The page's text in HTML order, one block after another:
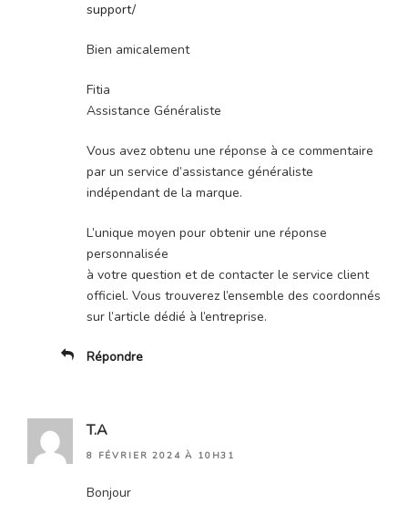
support/
Bien amicalement
Fitia
Assistance Généraliste
Vous avez obtenu une réponse à ce commentaire
par un service d’assistance généraliste
indépendant de la marque.
L’unique moyen pour obtenir une réponse
personnalisée
à votre question et de contacter le service client
officiel. Vous trouverez l’ensemble des coordonnés
sur l’article dédié à l’entreprise.
Répondre
T.A
8 FÉVRIER 2024 À 10H31
Bonjour